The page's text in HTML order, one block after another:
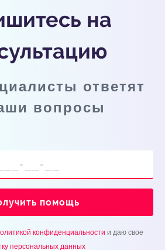
на
ответят
вопросы
помощь
конфиденциальности и даю свое
персональных данных